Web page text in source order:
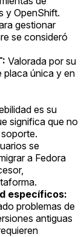
y OpenShift.
gestionar
se consideró
Valorada por su
placa única y en
es su
significa que no
se
a Fedora
específicos:
problemas de
antiguas